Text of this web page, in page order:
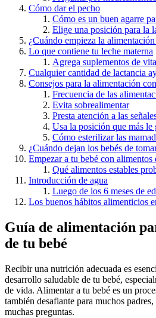
Cómo dar el pecho
Cómo es un buen agarre
Elige una posición para la
¿Cuándo empieza la
Lo que contiene tu leche materna
Agrega suplementos de
Cualquier cantidad de lactancia
Consejos para la alimentación
Frecuencia de las
Evita sobrealimentar
Presta atención a las
Usa la posición que más le
Cómo esterilizar las
¿Cuándo dejan los bebés de
Empezar a tu bebé con alimentos
Qué alimentos estables
Introducción de agua
Luego de los 6 meses de
Los buenos hábitos alimenticios
Guía de alimentación
de tu bebé
Recibir una nutrición adecuada es
desarrollo saludable de tu bebé,
de vida. Alimentar a tu bebé es un
también desafiante para muchos
muchas preguntas.